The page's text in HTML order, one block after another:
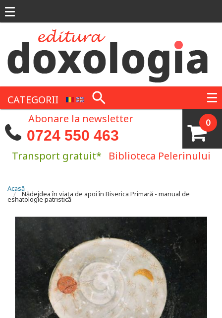
CATEGORII
0
Abonare la newsletter
0724 550 463
Transport gratuit* Biblioteca Pelerinului
Eşti aici
Acasă
Nădejdea în viața de apoi în Biserica Primară - manual de
eshatologie patristică